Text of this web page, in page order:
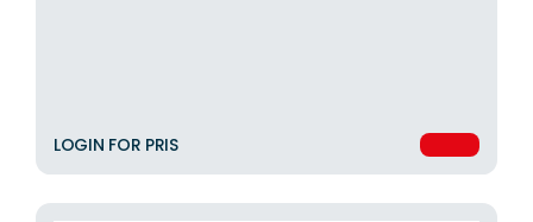
LOGIN FOR PRIS